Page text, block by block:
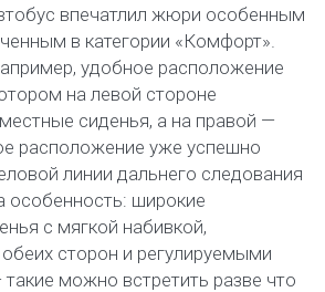
впечатлил жюри особенным
в категории «Комфорт».
удобное расположение
на левой стороне
сиденья, а на правой —
расположение уже успешно
линии дальнего следования
особенность: широкие
с мягкой набивкой,
сторон и регулируемыми
можно встретить разве что